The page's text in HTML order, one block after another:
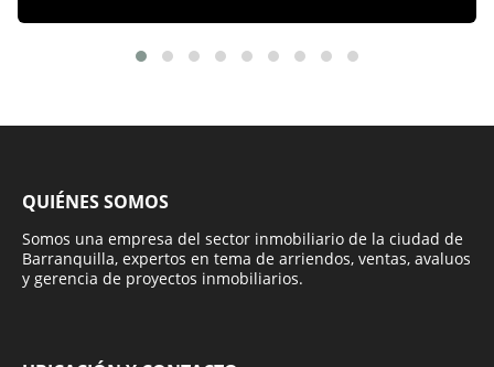
QUIÉNES SOMOS
Somos una empresa del sector inmobiliario de la ciudad de
Barranquilla, expertos en tema de arriendos, ventas, avaluos
y gerencia de proyectos inmobiliarios.